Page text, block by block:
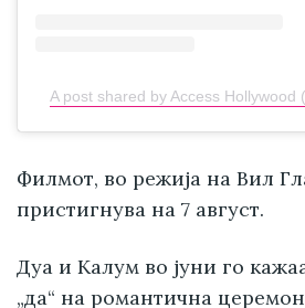
A post shared by Access Hollywood
Филмот, во режија на Вил
пристигнува на 7 август.
Дуа и Калум во јуни го
„да“ на романтична